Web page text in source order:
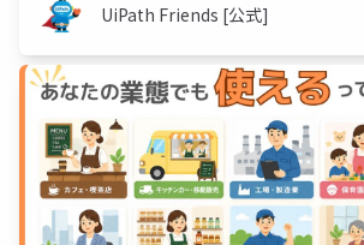
UiPath Friends [公式]